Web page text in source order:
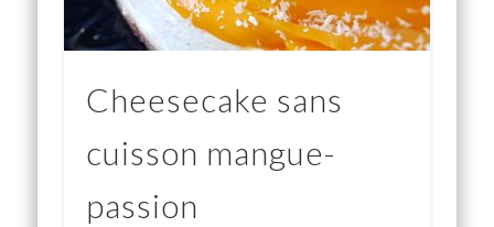
Cheesecake sans
cuisson mangue-
passion